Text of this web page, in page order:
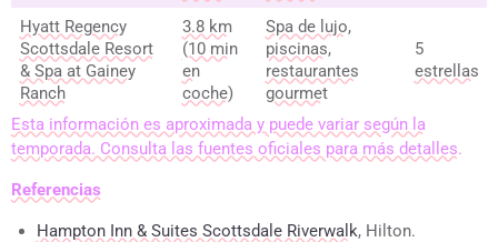
Hyatt Regency
Scottsdale Resort
& Spa at Gainey
Ranch
3.8 km
(10 min
en
coche)
Spa de lujo,
piscinas,
restaurantes
gourmet
5
estrellas
Esta información es aproximada y puede variar según la
temporada. Consulta las fuentes oficiales para más detalles.
Referencias
Hampton Inn & Suites Scottsdale Riverwalk, Hilton.